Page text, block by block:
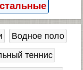
Водное поло
теннис